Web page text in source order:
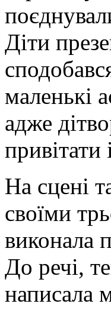
Діти
маленькі
адже
На сцені
своїми
виконала
До речі,
написала